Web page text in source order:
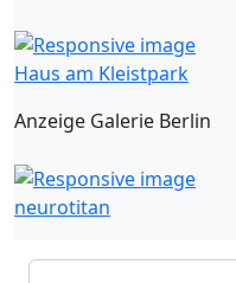
Haus am Kleistpark
Anzeige Galerie Berlin
neurotitan